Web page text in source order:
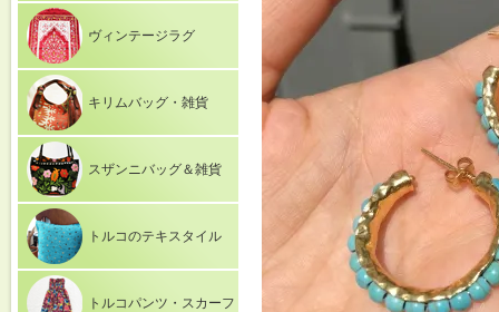
ヴィンテージラグ
キリムバッグ・雑貨
スザンニバッグ＆雑貨
トルコのテキスタイル
トルコパンツ・スカーフ